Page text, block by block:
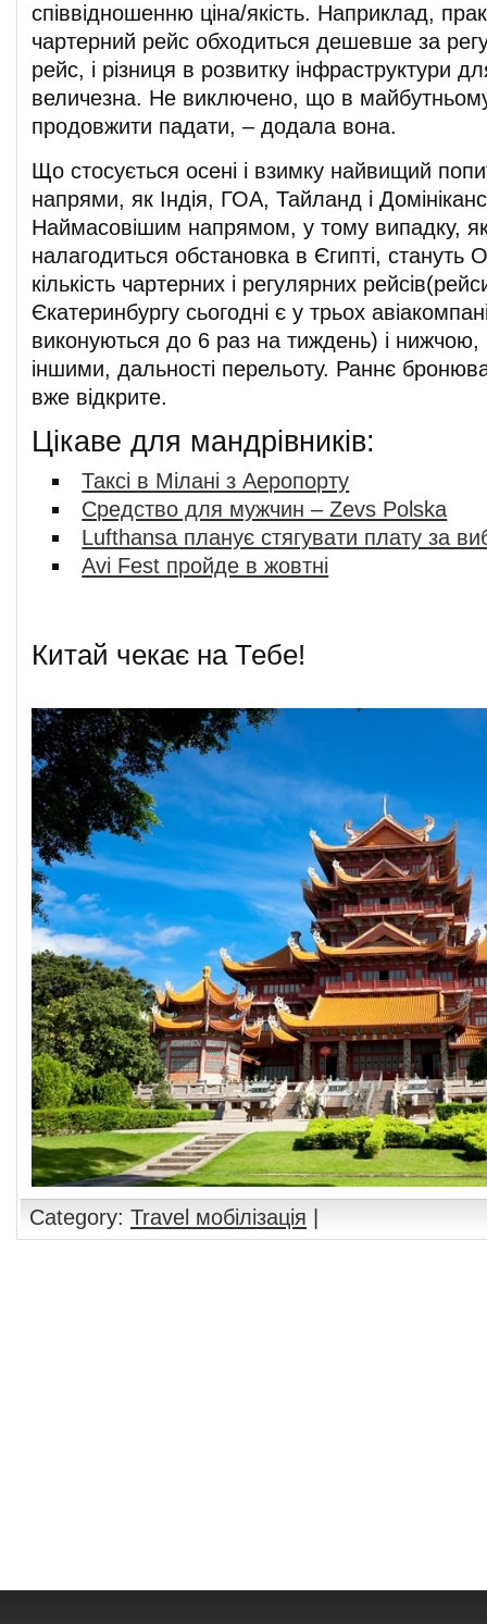
співвідношенню ціна/якість. Наприклад,
чартерний рейс обходиться дешевше за
рейс, і різниця в розвитку інфраструктури
величезна. Не виключено, що в майбутньому
продовжити падати, – додала вона.
Що стосується осені і взимку найвищий
напрями, як Індія, ГОА, Тайланд і
Наймасовішим напрямом, у тому випадку,
налагодиться обстановка в Єгипті, стануть
кількість чартерних і регулярних
Єкатеринбургу сьогодні є у трьох
виконуються до 6 раз на тиждень) і нижчою,
іншими, дальності перельоту. Раннє
вже відкрите.
Цікаве для мандрівників:
Таксі в Мілані з Аеропорту
Средство для мужчин – Zevs Polska
Lufthansa планує стягувати плату за
Avi Fest пройде в жовтні
Китай чекає на Тебе!
Category: Travel мобілізація